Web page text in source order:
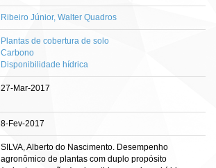
Ribeiro Júnior, Walter Quadros
Plantas de cobertura de solo
Carbono
Disponibilidade hídrica
27-Mar-2017
8-Fev-2017
SILVA, Alberto do Nascimento. Desempenho
agronômico de plantas com duplo propósito